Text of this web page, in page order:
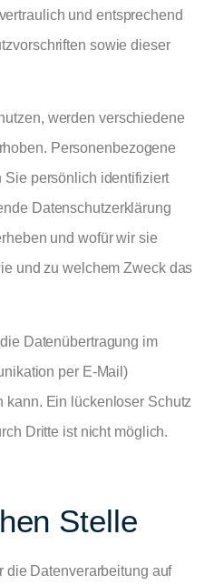
und entsprechend
sowie dieser
werden verschiedene
Personenbezogene
Sie persönlich identifiziert
Datenschutzerklärung
und wofür wir sie
und zu welchem Zweck das
Datenübertragung im
per E-Mail)
Ein lückenloser Schutz
Dritte ist nicht möglich.
Stelle
die Datenverarbeitung auf